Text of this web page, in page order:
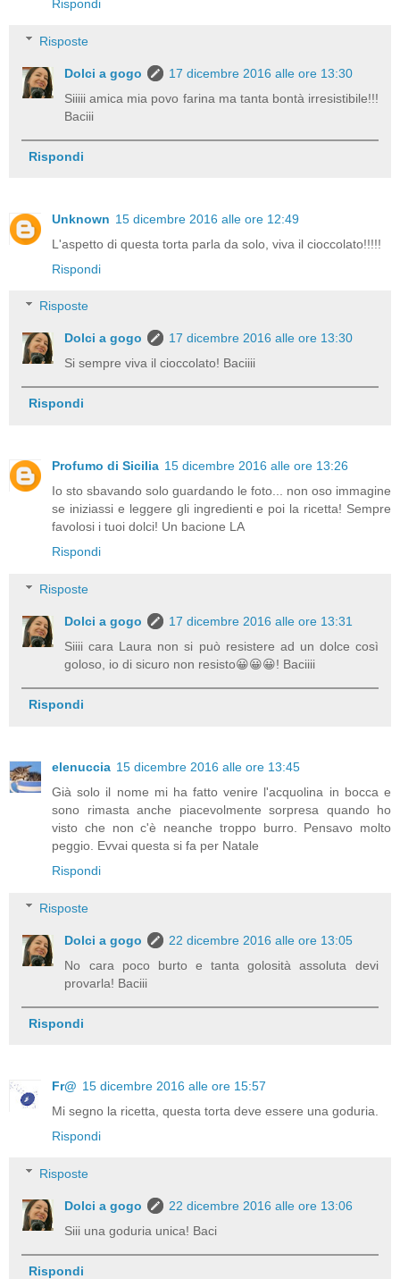
Rispondi
Risposte
Dolci a gogo
17 dicembre 2016 alle ore 13:30
Siiiii amica mia povo farina ma tanta bontà irresistibile!!!
Baciii
Rispondi
Unknown 15 dicembre 2016 alle ore 12:49
L'aspetto di questa torta parla da solo, viva il cioccolato!!!!!
Rispondi
Risposte
Dolci a gogo
17 dicembre 2016 alle ore 13:30
Si sempre viva il cioccolato! Baciiii
Rispondi
Profumo di Sicilia 15 dicembre 2016 alle ore 13:26
Io sto sbavando solo guardando le foto... non oso immagine
se iniziassi e leggere gli ingredienti e poi la ricetta! Sempre
favolosi i tuoi dolci! Un bacione LA
Rispondi
Risposte
Dolci a gogo
17 dicembre 2016 alle ore 13:31
Siiii cara Laura non si può resistere ad un dolce così
goloso, io di sicuro non resisto😀😀😀! Baciiii
Rispondi
elenuccia 15 dicembre 2016 alle ore 13:45
Già solo il nome mi ha fatto venire l'acquolina in bocca e
sono rimasta anche piacevolmente sorpresa quando ho
visto che non c'è neanche troppo burro. Pensavo molto
peggio. Evvai questa si fa per Natale
Rispondi
Risposte
Dolci a gogo
22 dicembre 2016 alle ore 13:05
No cara poco burto e tanta golosità assoluta devi
provarla! Baciii
Rispondi
Fr@ 15 dicembre 2016 alle ore 15:57
Mi segno la ricetta, questa torta deve essere una goduria.
Rispondi
Risposte
Dolci a gogo
22 dicembre 2016 alle ore 13:06
Siii una goduria unica! Baci
Rispondi